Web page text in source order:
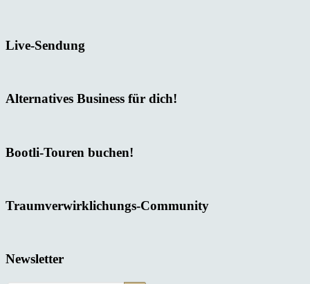
Live-Sendung
Alternatives Business für dich!
Bootli-Touren buchen!
Traumverwirklichungs-Community
Newsletter